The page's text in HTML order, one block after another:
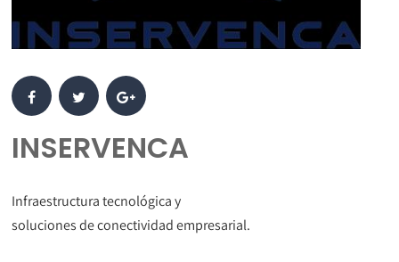
INSERVENCA
Infraestructura tecnológica y
soluciones de conectividad empresarial.